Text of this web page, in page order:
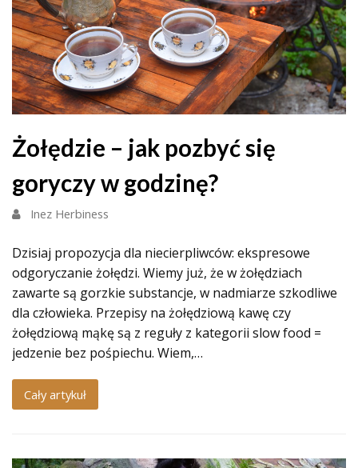
Żołędzie – jak pozbyć się
goryczy w godzinę?
Inez Herbiness
Dzisiaj propozycja dla niecierpliwców: ekspresowe
odgoryczanie żołędzi. Wiemy już, że w żołędziach
zawarte są gorzkie substancje, w nadmiarze szkodliwe
dla człowieka. Przepisy na żołędziową kawę czy
żołędziową mąkę są z reguły z kategorii slow food =
jedzenie bez pośpiechu. Wiem,…
Cały artykuł